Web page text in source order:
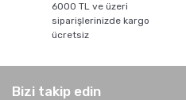
6000 TL ve üzeri
siparişlerinizde kargo
ücretsiz
Bizi takip edin